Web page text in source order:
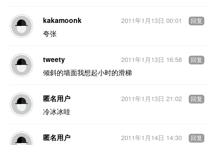
kakamoonk
夸张
2011年1月13日 00:01 回复
tweety
倾斜的墙面我想起小时的滑梯
2011年1月13日 16:58 回复
匿名用户
冷冰冰哇
2011年1月13日 21:02 回复
匿名用户
2011年1月14日 14:30 回复